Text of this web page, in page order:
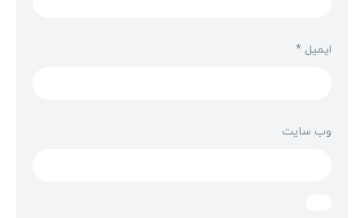
ایمیل *
وب‌ سایت